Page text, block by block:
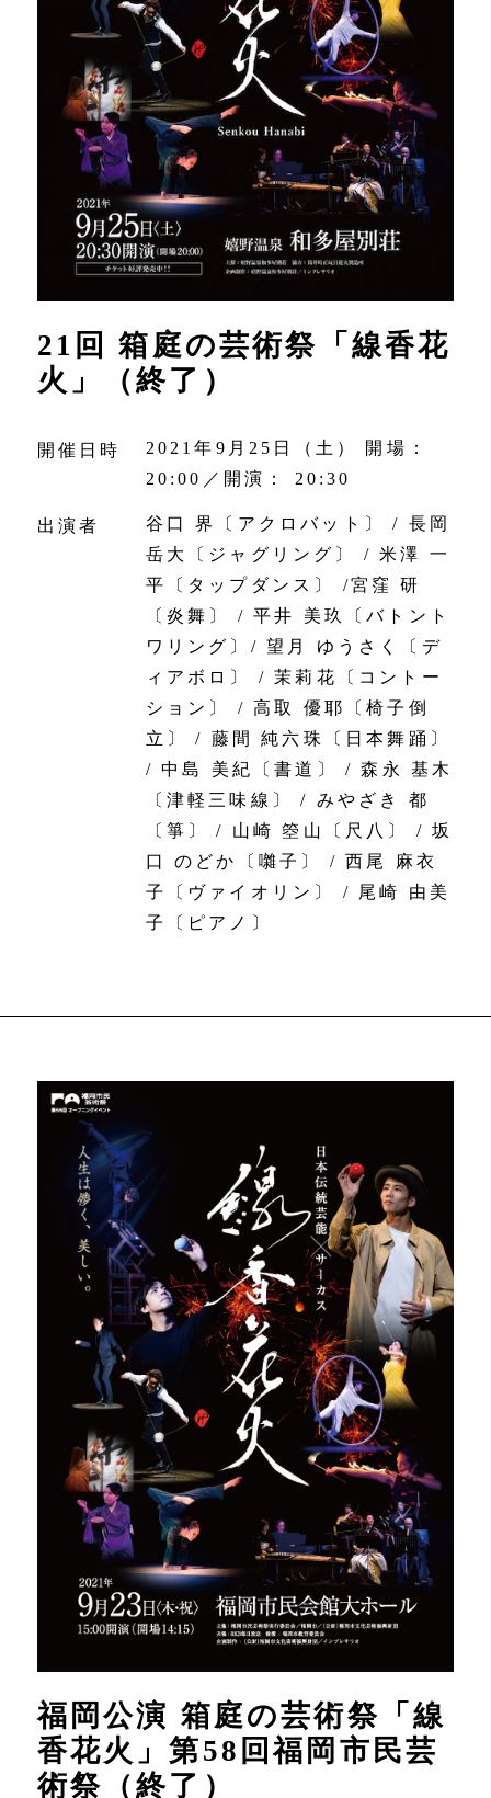
21回 箱庭の芸術祭「線香花
火」（終了）
開催日時
2021年9月25日（土） 開場：
20:00／開演： 20:30
出演者
谷口 界〔アクロバット〕 / 長岡
岳大〔ジャグリング〕 / 米澤 一
平〔タップダンス〕 /宮窪 研
〔炎舞〕 / 平井 美玖〔バトント
ワリング〕/ 望月 ゆうさく〔デ
ィアボロ〕 / 茉莉花〔コントー
ション〕 / 高取 優耶〔椅子倒
立〕 / 藤間 純六珠〔日本舞踊〕
/ 中島 美紀〔書道〕 / 森永 基木
〔津軽三味線〕 / みやざき 都
〔箏〕 / 山崎 箜山〔尺八〕 / 坂
口 のどか〔囃子〕 / 西尾 麻衣
子〔ヴァイオリン〕 / 尾崎 由美
子〔ピアノ〕
福岡公演 箱庭の芸術祭「線
香花火」第58回福岡市民芸
術祭（終了）